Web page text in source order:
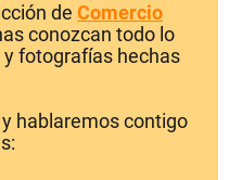
de Comercio
conozcan todo lo
fotografías hechas
hablaremos contigo